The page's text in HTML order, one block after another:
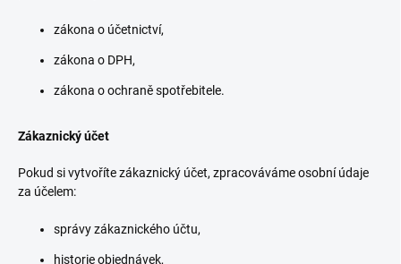
zákona o účetnictví,
zákona o DPH,
zákona o ochraně spotřebitele.
Zákaznický účet
Pokud si vytvoříte zákaznický účet, zpracováváme osobní údaje
za účelem:
správy zákaznického účtu,
historie objednávek,